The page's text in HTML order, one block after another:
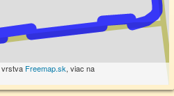
vrstva Freemap.sk, viac na